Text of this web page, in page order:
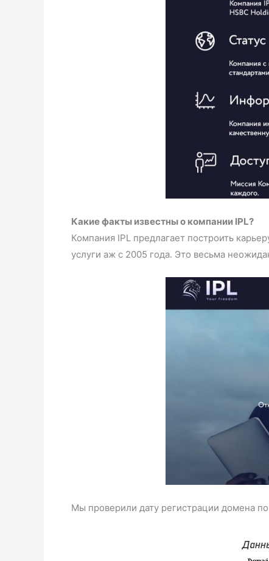
Какие факты известны о компании IPL?
Компания IPL предлагает построить
услуги аж с 2005 года. Это весьма
Мы проверили дату регистрации домена